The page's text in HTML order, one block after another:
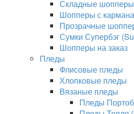
Складные шопперы
Шопперы с
Прозрачные
Сумки Супербэг
Шопперы на заказ
Пледы
Флисовые пледы
Хлопковые пледы
Вязаные пледы
Пледы